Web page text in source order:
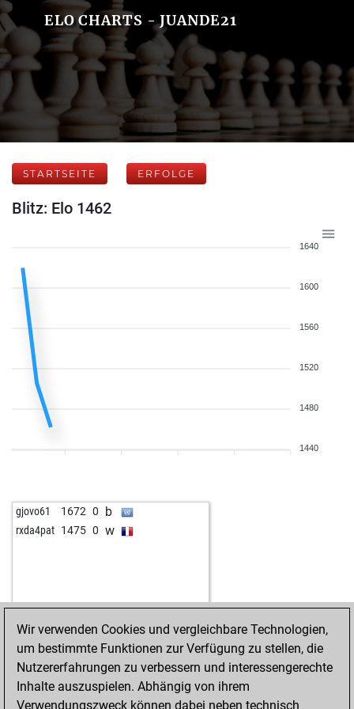
ELO CHARTS - JUANDE21
STARTSEITE ERFOLGE
Blitz: Elo 1462
1640
1600
1560
1520
1480
1440
gjovo61 1672 0 b
rxda4pat 1475 0 w
Wir verwenden Cookies und vergleichbare Technologien,
um bestimmte Funktionen zur Verfügung zu stellen, die
Nutzererfahrungen zu verbessern und interessengerechte
Inhalte auszuspielen. Abhängig von ihrem
Verwendungszweck können dabei neben technisch